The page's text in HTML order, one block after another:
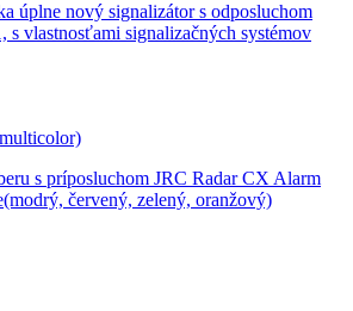
úplne nový signalizátor s odposluchom
vlastnosťami signalizačných systémov
s príposluchom JRC Radar CX Alarm
červený, zelený, oranžový)